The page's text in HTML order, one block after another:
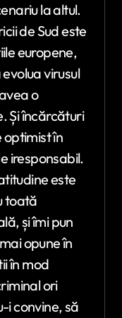
la altul.
de Sud este
europene,
virusul
o
Și încărcături
în
iresponsabil.
este
toată
și îmi pun
opune în
în mod
ori
i convine, să